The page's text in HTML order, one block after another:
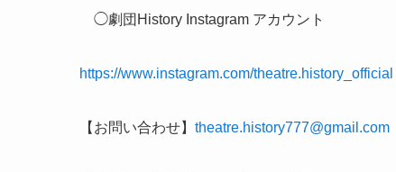
◯劇団History Instagram アカウント
https://www.instagram.com/theatre.history_official
【お問い合わせ】 theatre.history777@gmail.com